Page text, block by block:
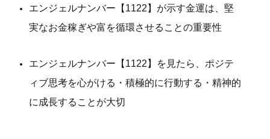
エンジェルナンバー【1122】が示す金運は、堅
実なお金稼ぎや富を循環させることの重要性
エンジェルナンバー【1122】を見たら、ポジテ
ィブ思考を心がける・積極的に行動する・精神的
に成長することが大切